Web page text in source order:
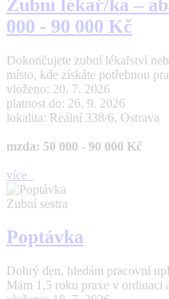
Zubní lékař/ka –
000 - 90 000 Kč
Dokončujete zubní lékařství
místo, kde získáte potřebnou
vloženo: 20. 7. 2026
platnost do: 26. 9. 2026
lokalita: Reální 338/6, Ostrava
mzda: 50 000 - 90 000 Kč
více
Zubní sestra
Poptávka
Dobrý den, hledám pracovní
Mám 1,5 roku praxe v ordinaci